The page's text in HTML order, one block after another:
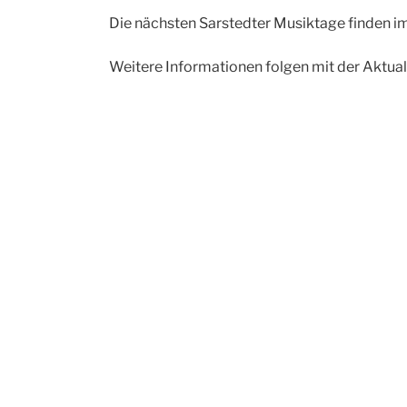
Die nächsten Sarstedter Musiktage finden
Weitere Informationen folgen mit der